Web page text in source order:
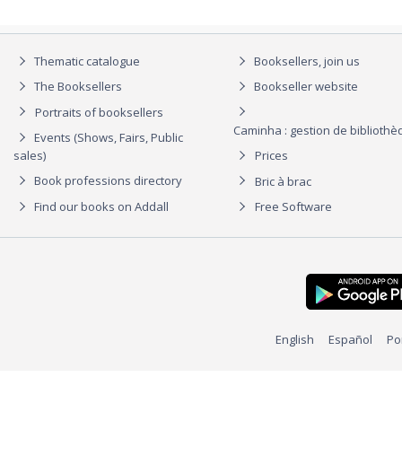
Thematic catalogue
The Booksellers
Portraits of booksellers
Events (Shows, Fairs, Public
sales)
Book professions directory
Find our books on Addall
Booksellers, join us
Bookseller website
Caminha : gestion de
Prices
Bric à brac
Free Software
English Español